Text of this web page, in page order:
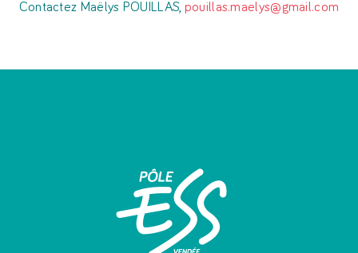
Contactez Maëlys POUILLAS, pouillas.maelys@gmail.com